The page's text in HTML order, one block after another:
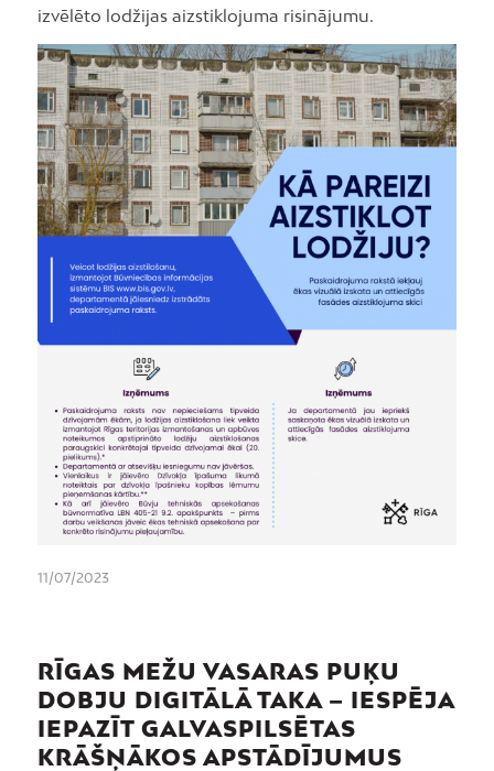
izvēlēto lodžijas aizstiklojuma risinājumu.
11/07/2023
RĪGAS MEŽU VASARAS PUĶU
DOBJU DIGITĀLĀ TAKA – IESPĒJA
IEPAZĪT GALVASPILSĒTAS
KRĀŠŅĀKOS APSTĀDĪJUMUS